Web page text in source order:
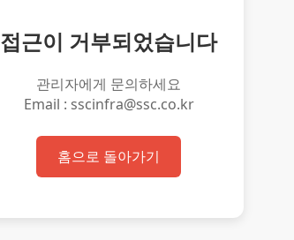
접근이 거부되었습니다
관리자에게 문의하세요
Email : sscinfra@ssc.co.kr
홈으로 돌아가기